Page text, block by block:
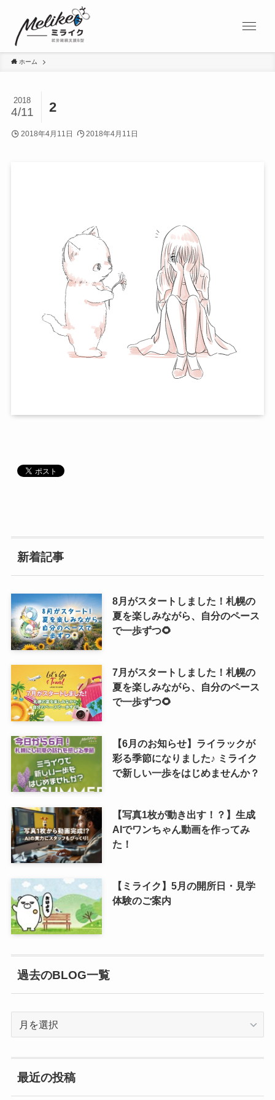
ホーム
2
2018
4/11
2018年4月11日 2018年4月11日
新着記事
8月がスタートしました！札幌の
夏を楽しみながら、自分のペース
で一歩ずつ🌻
7月がスタートしました！札幌の
夏を楽しみながら、自分のペース
で一歩ずつ🌻
【6月のお知らせ】ライラックが
彩る季節になりました♪ ミライク
で新しい一歩をはじめませんか？
【写真1枚が動き出す！？】生成
AIでワンちゃん動画を作ってみ
た！
【ミライク】5月の開所日・見学
体験のご案内
過去のBLOG一覧
一
覧
最近の投稿